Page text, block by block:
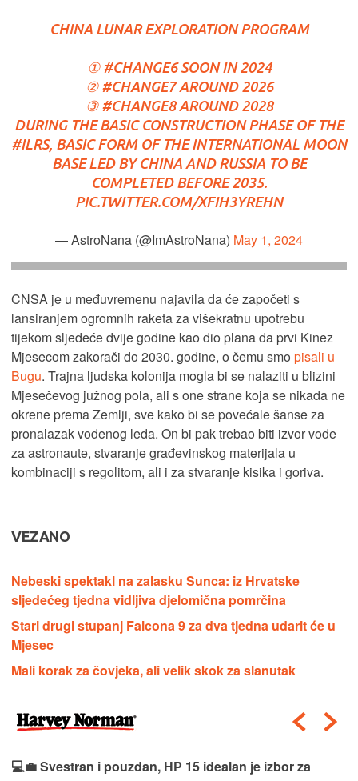
CHINA LUNAR EXPLORATION PROGRAM
① #CHANGE6SOON IN 2024
② #CHANGE7AROUND 2026
③ #CHANGE8AROUND 2028
DURING THE BASIC CONSTRUCTION PHASE OF THE
#ILRS, BASIC FORM OF THE INTERNATIONAL MOON
BASE LED BY CHINA AND RUSSIA TO BE
COMPLETED BEFORE 2035.
PIC.TWITTER.COM/XFIH3YREHN
— AstroNana (@ImAstroNana) May 1, 2024
CNSA je u međuvremenu najavila da će započeti s
lansiranjem ogromnih raketa za višekratnu upotrebu
tijekom sljedeće dvije godine kao dio plana da prvi Kinez
Mjesecom zakorači do 2030. godine, o čemu smo pisali u
Bugu. Trajna ljudska kolonija mogla bi se nalaziti u blizini
Mjesečevog južnog pola, ali s one strane koja se nikada ne
okrene prema Zemlji, sve kako bi se povećale šanse za
pronalazak vodenog leda. On bi pak trebao biti izvor vode
za astronaute, stvaranje građevinskog materijala u
kombinaciji s regolitom, ali i za stvaranje kisika i goriva.
VEZANO
Nebeski spektakl na zalasku Sunca: iz Hrvatske
sljedećeg tjedna vidljiva djelomična pomrčina
Stari drugi stupanj Falcona 9 za dva tjedna udarit će u
Mjesec
Mali korak za čovjeka, ali velik skok za slanutak
💻💼 Svestran i pouzdan, HP 15 idealan je izbor za